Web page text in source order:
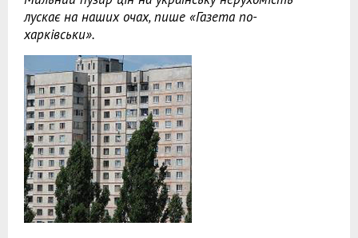
лускає на наших очах, пише «Газета по-
харківськи».